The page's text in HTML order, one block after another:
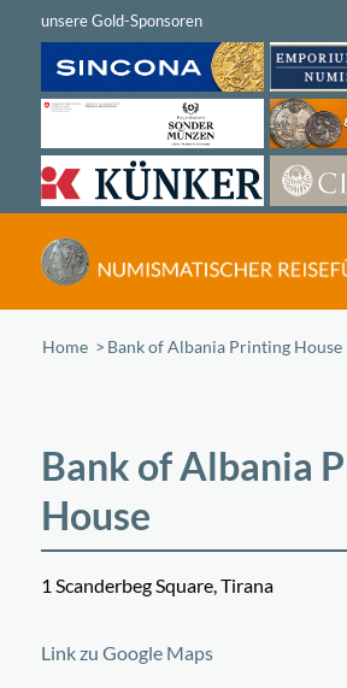
Home /Bank of Albania Printing House
Bank of Albania
House
1 Scanderbeg Square, Tirana
+
Link zu Google Maps